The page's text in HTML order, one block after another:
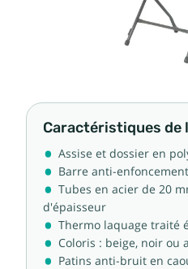
Caractéristiques de
Assise et dossier en
Barre anti-
Tubes en acier de 20
d'épaisseur
Thermo laquage traité
Coloris : beige, noir ou
Patins anti-bruit en